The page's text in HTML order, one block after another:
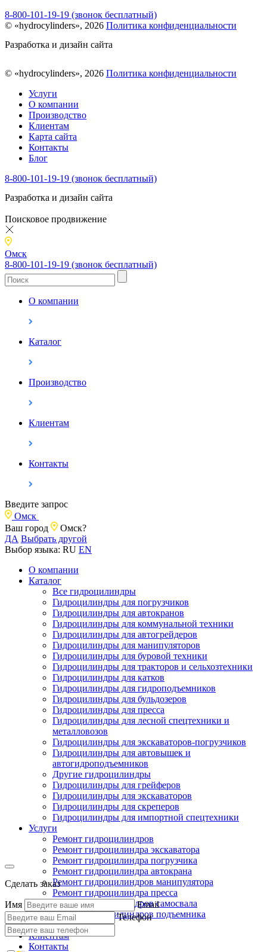
8-800-101-19-19 (звонок бесплатный)
© «hydrocylinders», 2026 Политика конфиденциальности
Разработка и дизайн сайта
© «hydrocylinders», 2026 Политика конфиденциальности
Услуги
О компании
Производство
Клиентам
Карта сайта
Контакты
Блог
8-800-101-19-19 (звонок бесплатный)
Разработка и дизайн сайта
Поисковое продвижение
Омск
8-800-101-19-19 (звонок бесплатный)
О компании
Каталог
Производство
Клиентам
Контакты
Введите запрос
Омск
Ваш город
Омск?
ДА Выбрать другой
Выбор языка: RU EN
О компании
Каталог
Все гидроцилиндры
Гидроцилиндры для погрузчиков
Гидроцилиндры для автокранов
Гидроцилиндры для коммунальной техники
Гидроцилиндры для автогрейдеров
Гидроцилиндры для манипуляторов
Гидроцилиндры для буровой техники
Гидроцилиндры для тракторов и сельхозтехники
Гидроцилиндры для катков
Гидроцилиндры для гидроподъемников
Гидроцилиндры для бульдозеров
Гидроцилиндры для пресса
Гидроцилиндры для лесной спецтехники и
металловозов
Гидроцилиндры для экскаваторов-погрузчиков
Гидроцилиндры для автовышек и
автогидроподъемников
Другие гидроцилиндры
Гидроцилиндры для грейферов
Гидроцилиндры для экскаваторов
Гидроцилиндры для скреперов
Гидроцилиндры для импортной спецтехники
Услуги
Ремонт гидроцилиндров
Ремонт гидроцилиндра экскаватора
Ремонт гидроцилиндра погрузчика
Ремонт гидроцилиндра автокрана
Ремонт гидроцилиндров манипулятора
Ремонт гидроцилиндра пресса
Ремонт гидроцилиндров самосвала
Ремонт гидроцилиндров подъемника
Производство
Клиентам
Контакты
Сделать заказ
Имя
Email
Телефон